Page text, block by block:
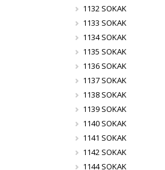
1132 SOKAK
1133 SOKAK
1134 SOKAK
1135 SOKAK
1136 SOKAK
1137 SOKAK
1138 SOKAK
1139 SOKAK
1140 SOKAK
1141 SOKAK
1142 SOKAK
1144 SOKAK